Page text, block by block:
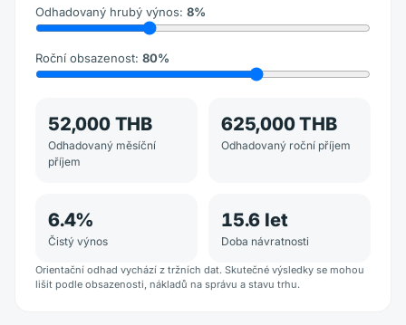
Odhadovaný hrubý výnos: 8%
Roční obsazenost: 80%
52,000 THB
Odhadovaný měsíční
příjem
625,000 THB
Odhadovaný roční příjem
6.4%
Čistý výnos
15.6 let
Doba návratnosti
Orientační odhad vychází z tržních dat. Skutečné výsledky se mohou
lišit podle obsazenosti, nákladů na správu a stavu trhu.